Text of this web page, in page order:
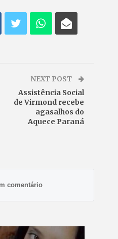
NEXT POST
Assistência Social
de Virmond recebe
agasalhos do
Aquece Paraná
comentário